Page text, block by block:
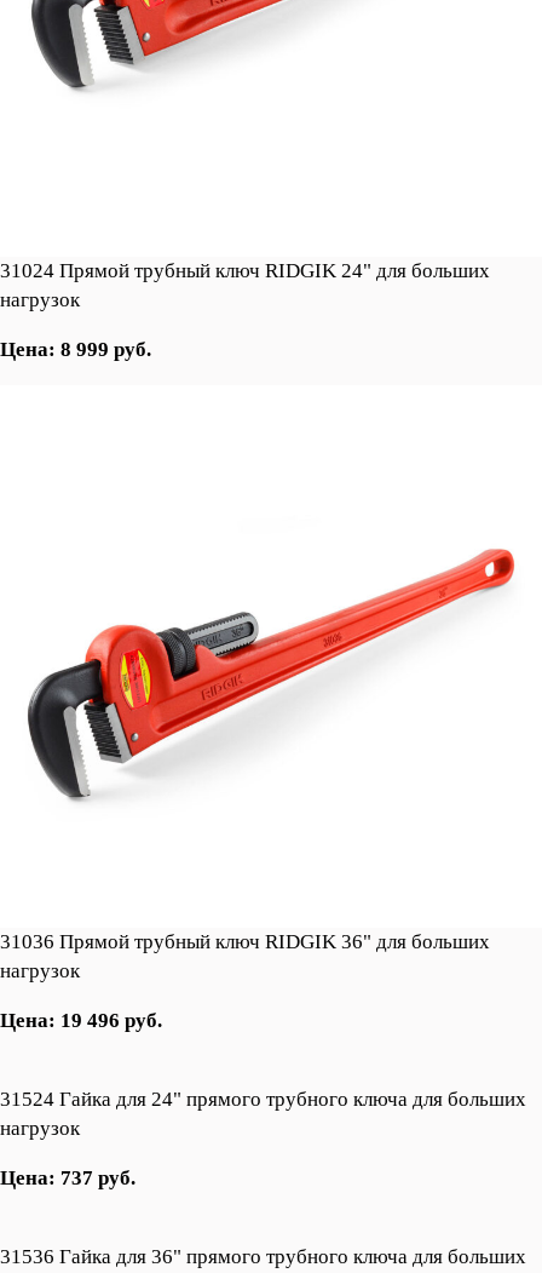
31024 Прямой трубный ключ RIDGIK 24" для больших
нагрузок
Цена: 8 999 руб.
31036 Прямой трубный ключ RIDGIK 36" для больших
нагрузок
Цена: 19 496 руб.
31524 Гайка для 24" прямого трубного ключа для больших
нагрузок
Цена: 737 руб.
31536 Гайка для 36" прямого трубного ключа для больших